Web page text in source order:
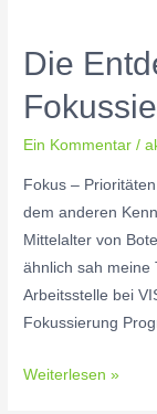
Die
Ein Kommentar /
Fokus –
dem anderen
Mittelalter von
ähnlich sah meine
Arbeitsstelle bei
Fokussierung
Die
Weiterlesen »